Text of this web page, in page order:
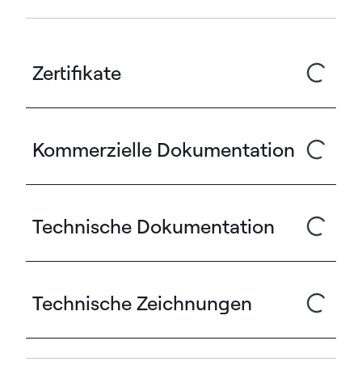
Zertifikate
Kommerzielle Dokumentation
Technische Dokumentation
Technische Zeichnungen